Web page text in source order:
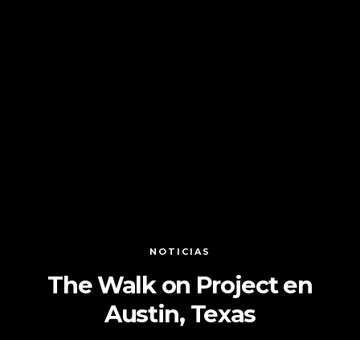
NOTICIAS
The Walk on Project en
Austin, Texas